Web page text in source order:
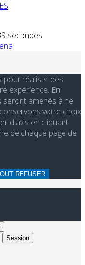
secondes
pour réaliser des
expérience. En
seront amenés à ne
votre choix
d'avis en cliquant
de chaque page de
REFUSER
Session